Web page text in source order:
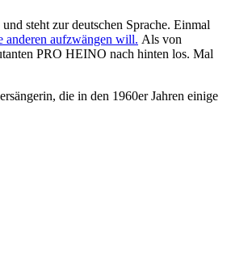
steht zur deutschen Sprache. Einmal
anderen aufzwängen will. Als von
PRO HEINO nach hinten los. Mal
die in den 1960er Jahren einige